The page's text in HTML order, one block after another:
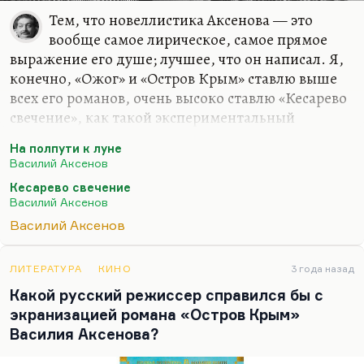
Тем, что новеллистика Аксенова — это
вообще самое лирическое, самое прямое
выражение его душе; лучшее, что он написал. Я,
конечно, «Ожог» и «Остров Крым» ставлю выше
всех его романов, очень высоко ставлю «Кесарево
свечение», как такой экспериментальный
«Редкие земли» — больше, чем первые две части
люблю, и, конечно, «Негатив положительного
стихотворение в прозе «Досье моей матери» —
какой страшный текст и как здорово написан. Но
ранние его рассказы люблю чрезвычайно, и они
добрые. Там Аксенов не пережил еще…
На полпути к луне
Василий Аксенов
Кесарево свечение
Василий Аксенов
Василий Аксенов
ЛИТЕРАТУРА КИНО 3 года назад
Какой русский режиссер справился бы с
экранизацией романа «Остров Крым»
Василия Аксенова?